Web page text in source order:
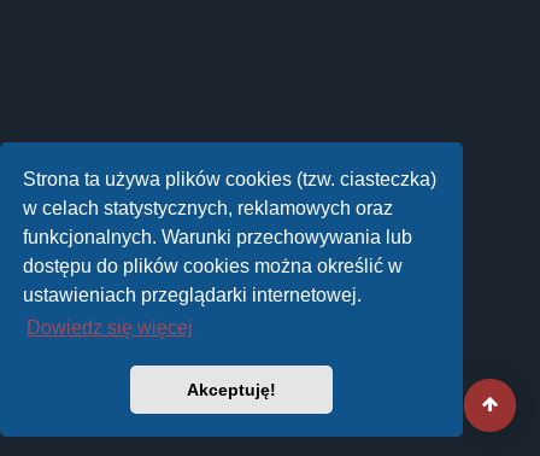
Strona ta używa plików cookies (tzw. ciasteczka)
w celach statystycznych, reklamowych oraz
funkcjonalnych. Warunki przechowywania lub
dostępu do plików cookies można określić w
ustawieniach przeglądarki internetowej.
Dowiedz się więcej
Akceptuję!